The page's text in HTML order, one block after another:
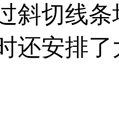
斜切线
还安排